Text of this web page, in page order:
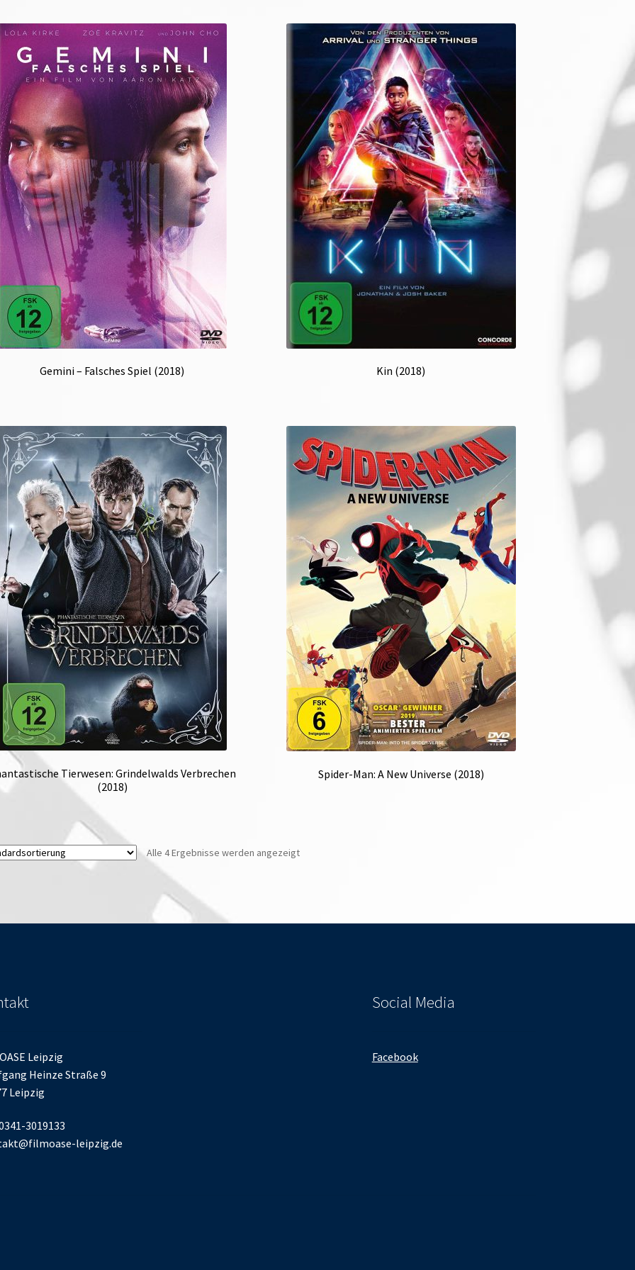
Gemini – Falsches Spiel (2018) Kin (2018)
Tierwesen: Grindelwalds Verbrechen
(2018)
Spider-Man: A New Universe (2018)
Alle 4 Ergebnisse werden angezeigt
Leipzig
Heinze Straße 9
Leipzig
3019133
leipzig.de
Social Media
Facebook